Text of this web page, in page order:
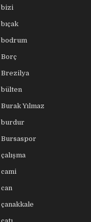
bizi
bıçak
bodrum
Borç
Brezilya
bülten
Burak Yılmaz
burdur
Bursaspor
çalışma
cami
can
çanakkale